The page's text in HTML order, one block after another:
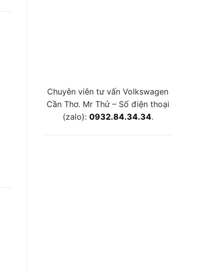
Chuyên viên tư vấn Volkswagen
Cần Thơ. Mr Thử – Số điện thoại
(zalo): 0932.84.34.34.